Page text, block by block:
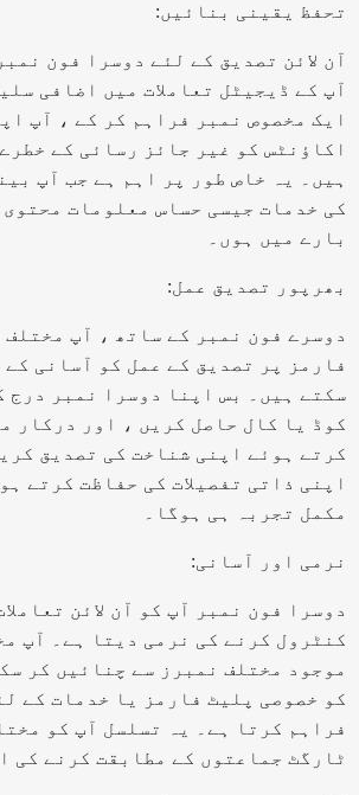
تحفظ یقینی بنائیں:
آن لائن تصدیق کے لئے دوسرا فون
آپ کے ڈیجیٹل تعاملات میں اضافی
ایک مخصوص نمبر فراہم کر کے ، آپ
اکاؤنٹس کو غیر جائز رسائی کے
ہیں۔ یہ خاص طور پر اہم ہے جب آپ
کی خدمات جیسی حساس معلومات
بارے میں ہوں۔
بھرپور تصدیق عمل:
دوسرے فون نمبر کے ساتھ ، آپ مختلف
فارمز پر تصدیق کے عمل کو آسانی کے
سکتے ہیں۔ بس اپنا دوسرا نمبر درج
کوڈ یا کال حاصل کریں ، اور درکار
کرتے ہوئے اپنی شناخت کی تصدیق
اپنی ذاتی تفصیلات کی حفاظت کرتے
مکمل تجربہ ہی ہوگا۔
نرمی اور آسانی:
دوسرا فون نمبر آپ کو آن لائن
کنٹرول کرنے کی نرمی دیتا ہے۔ آپ
موجود مختلف نمبرز سے چنائیں کر
کو خصوصی پلیٹ فارمز یا خدمات کے
فراہم کرتا ہے۔ یہ تسلسل آپ کو
ٹارگٹ جماعتوں کے مطابقت کرنے کی